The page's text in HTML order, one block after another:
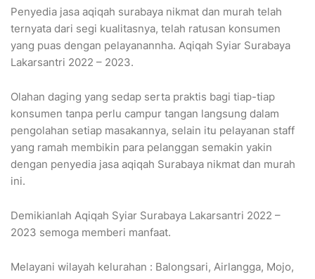
Penyedia jasa aqiqah surabaya nikmat dan murah telah
ternyata dari segi kualitasnya, telah ratusan konsumen
yang puas dengan pelayanannha. Aqiqah Syiar Surabaya
Lakarsantri 2022 – 2023.
Olahan daging yang sedap serta praktis bagi tiap-tiap
konsumen tanpa perlu campur tangan langsung dalam
pengolahan setiap masakannya, selain itu pelayanan staff
yang ramah membikin para pelanggan semakin yakin
dengan penyedia jasa aqiqah Surabaya nikmat dan murah
ini.
Demikianlah Aqiqah Syiar Surabaya Lakarsantri 2022 –
2023 semoga memberi manfaat.
Melayani wilayah kelurahan : Balongsari, Airlangga, Mojo,